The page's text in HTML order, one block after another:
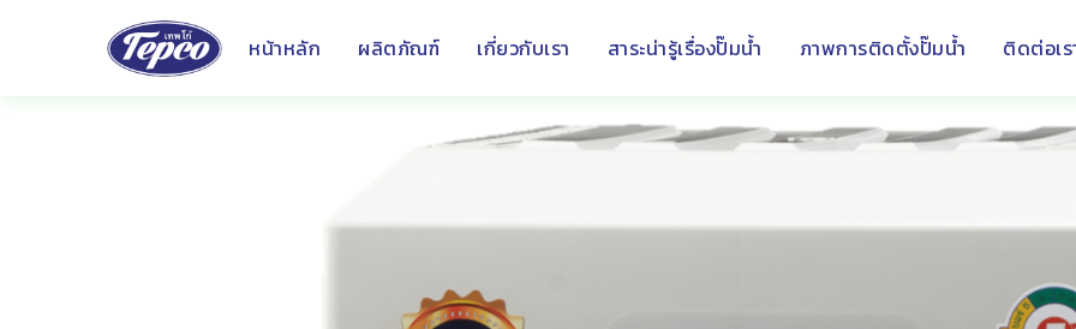
หน้าหลัก ผลิตภัณฑ์ เกี่ยวกับเรา สาระน่ารู้เรื่องปั๊มน้ำ ภาพการติดตั้งปั๊มน้ำ ติดต่อเร